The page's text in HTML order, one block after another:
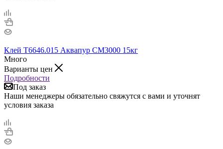
Клей T6646.015 Аквапур СМ3000 15кг
Много
Варианты цен
Подробности
Под заказ
Наши менеджеры обязательно свяжутся с вами и уточнят
условия заказа